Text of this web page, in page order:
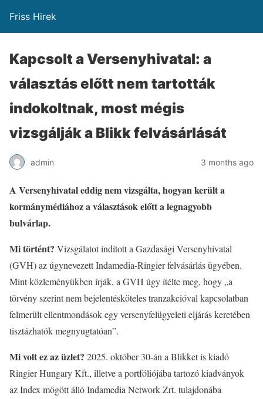
Friss Hirek
Kapcsolt a Versenyhivatal: a
választás előtt nem tartották
indokoltnak, most mégis
vizsgálják a Blikk felvásárlását
admin 3 months ago
A Versenyhivatal eddig nem vizsgálta, hogyan került a
kormánymédiához a választások előtt a legnagyobb
bulvárlap.
Mi történt? Vizsgálatot indított a Gazdasági Versenyhivatal
(GVH) az úgynevezett Indamedia-Ringier felvásárlás ügyében.
Mint közleményükben írják, a GVH úgy ítélte meg, hogy „a
törvény szerint nem bejelentésköteles tranzakcióval kapcsolatban
felmerült ellentmondások egy versenyfelügyeleti eljárás keretében
tisztázhatók megnyugtatóan”.
Mi volt ez az üzlet? 2025. október 30-án a Blikket is kiadó
Ringier Hungary Kft., illetve a portfóliójába tartozó kiadványok
az Index mögött álló Indamedia Network Zrt. tulajdonába